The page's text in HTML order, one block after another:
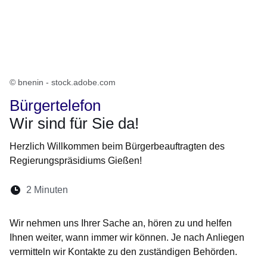
© bnenin - stock.adobe.com
Bürgertelefon
Wir sind für Sie da!
Herzlich Willkommen beim Bürgerbeauftragten des
Regierungspräsidiums Gießen!
Lesedauer:
2 Minuten
Wir nehmen uns Ihrer Sache an, hören zu und helfen
Ihnen weiter, wann immer wir können. Je nach Anliegen
vermitteln wir Kontakte zu den zuständigen Behörden.